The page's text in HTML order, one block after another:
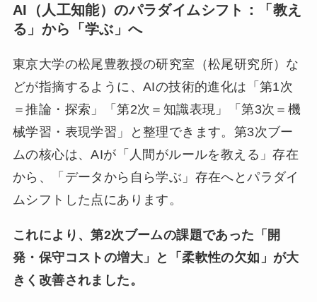
AI（人工知能）のパラダイムシフト：「教え
る」から「学ぶ」へ
東京大学の松尾豊教授の研究室（松尾研究所）な
どが指摘するように、AIの技術的進化は「第1次
＝推論・探索」「第2次＝知識表現」「第3次＝機
械学習・表現学習」と整理できます。第3次ブー
ムの核心は、AIが「人間がルールを教える」存在
から、「データから自ら学ぶ」存在へとパラダイ
ムシフトした点にあります。
これにより、第2次ブームの課題であった「開
発・保守コストの増大」と「柔軟性の欠如」が大
きく改善されました。